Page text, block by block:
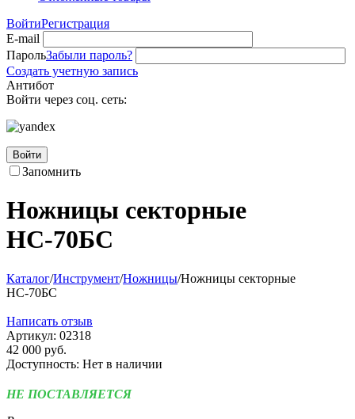
ВойтиРегистрация
E-mail
ПарольЗабыли пароль?
Создать учетную запись
Антибот
Войти через соц. сеть:
Войти
Запомнить
Ножницы секторные
НС-70БС
Каталог/Инструмент/Ножницы/Ножницы секторные
НС-70БС
Написать отзыв
Артикул: 02318
42 000 руб.
Доступность: Нет в наличии
НЕ ПОСТАВЛЯЕТСЯ